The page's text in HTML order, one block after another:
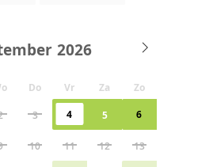
Do Vr Za Zo
3 4 5 6
10 11 12 13